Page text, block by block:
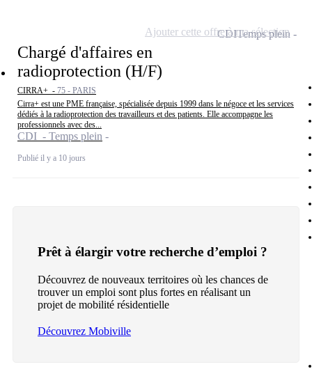
Chargé d'affaires en
radioprotection (H/F)
CIRRA+ - 75 - PARIS
Cirra+ est une PME française, spécialisée depuis 1999 dans le négoce et les services
dédiés à la radioprotection des travailleurs et des patients. Elle accompagne les
professionnels avec des...
CDI - Temps plein
Publié il y a 10 jours
CDITemps plein
Ajouter cette offre à ma sélection
Prêt à élargir votre recherche d’emploi ?
Découvrez de nouveaux territoires où les chances de
trouver un emploi sont plus fortes en réalisant un
projet de mobilité résidentielle
Découvrez Mobiville